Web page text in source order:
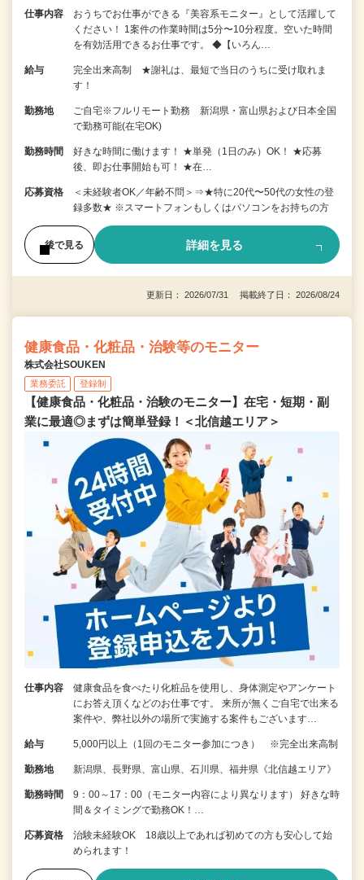
仕事内容
おうちでお仕事ができる『美容系モニター』として活躍して
ください！ 1案件の作業時間は5分〜10分程度。空いた時間
を有効活用できるお仕事です。 ◆【いろん…
給与
完全出来高制 ★謝礼は、最短で当日のうちに受け取れま
す！
勤務地
ご自宅※フルリモート勤務 新潟県・富山県および日本全国
で勤務可能(在宅OK)
勤務時間
好きな時間に働けます！ ★単発（1日のみ）OK！ ★応募
後、即お仕事開始も可！ ★在…
応募資格
＜未経験者OK／年齢不問＞⇒★特に20代〜50代の女性の登
録多数★ ※スマートフォンもしくはパソコンをお持ちの方
後で見る 詳細を見る
更新日： 2026/07/31 掲載終了日： 2026/08/24
健康食品・化粧品・治験等のモニター
株式会社SOUKEN
業務委託 登録制
【健康食品・化粧品・治験のモニター】在宅・短期・副
業に最適◎まずは簡単登録！＜北信越エリア＞
仕事内容
健康食品を食べたり化粧品を使用し、身体測定やアンケート
にお答え頂くなどのお仕事です。 来所が無くご自宅で出来る
案件や、弊社以外の場所で実施する案件もございます…
給与 5,000円以上（1回のモニター参加につき） ※完全出来高制
勤務地 新潟県、長野県、富山県、石川県、福井県《北信越エリア》
勤務時間
9：00～17：00（モニター内容により異なります） 好きな時
間＆タイミングで勤務OK！…
応募資格
治験未経験OK 18歳以上であれば初めての方も安心して始
められます！